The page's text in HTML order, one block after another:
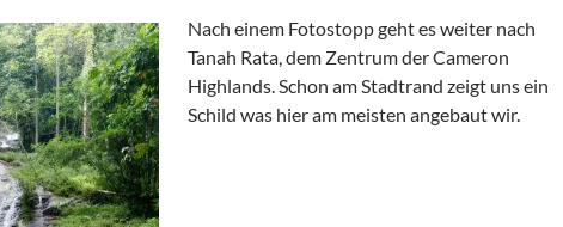
Nach einem Fotostopp geht es weiter nach
Tanah Rata, dem Zentrum der Cameron
Highlands. Schon am Stadtrand zeigt uns ein
Schild was hier am meisten angebaut wir.